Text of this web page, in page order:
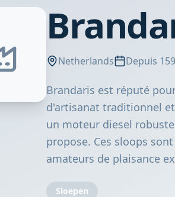
Netherlands Depuis
Brandaris est réputé
d'artisanat traditionnel
un moteur diesel
propose. Ces sloops
amateurs de plaisance
Sloepen